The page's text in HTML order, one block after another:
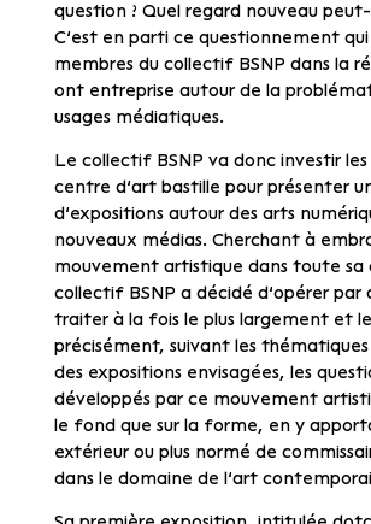
question ? Quel regard nouveau
C’est en parti ce questionnement qui
membres du collectif BSNP dans la
ont entreprise autour de la
usages médiatiques.
Le collectif BSNP va donc investir les
centre d’art bastille pour présenter
d’expositions autour des arts
nouveaux médias. Cherchant à
mouvement artistique dans toute sa
collectif BSNP a décidé d’opérer par
traiter à la fois le plus largement et
précisément, suivant les
des expositions envisagées, les
développés par ce mouvement
le fond que sur la forme, en y
extérieur ou plus normé de
dans le domaine de l’art